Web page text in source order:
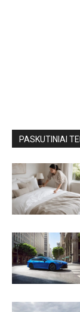
PASKUTINIAI